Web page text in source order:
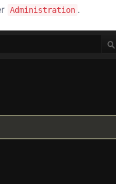
Administration .